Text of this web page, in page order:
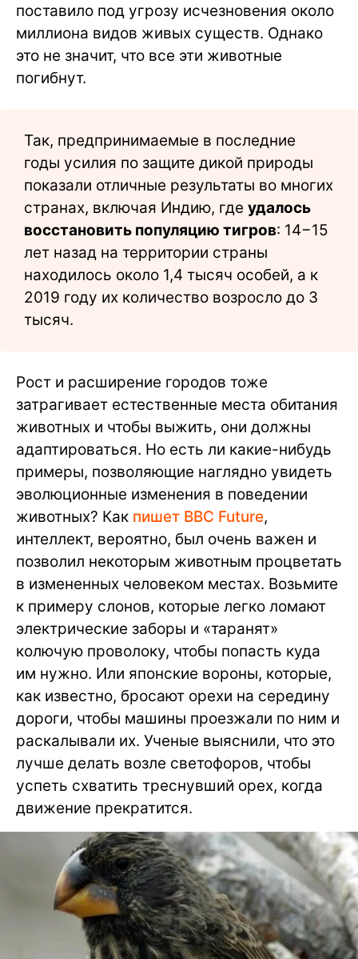
поставило под угрозу исчезновения около
миллиона видов живых существ. Однако
это не значит, что все эти животные
погибнут.
Так, предпринимаемые в последние
годы усилия по защите дикой природы
показали отличные результаты во многих
странах, включая Индию, где удалось
восстановить популяцию тигров: 14−15
лет назад на территории страны
находилось около 1,4 тысяч особей, а к
2019 году их количество возросло до 3
тысяч.
Рост и расширение городов тоже
затрагивает естественные места обитания
животных и чтобы выжить, они должны
адаптироваться. Но есть ли какие-нибудь
примеры, позволяющие наглядно увидеть
эволюционные изменения в поведении
животных? Как пишет BBC Future,
интеллект, вероятно, был очень важен и
позволил некоторым животным процветать
в измененных человеком местах. Возьмите
к примеру слонов, которые легко ломают
электрические заборы и «таранят»
колючую проволоку, чтобы попасть куда
им нужно. Или японские вороны, которые,
как известно, бросают орехи на середину
дороги, чтобы машины проезжали по ним и
раскалывали их. Ученые выяснили, что это
лучше делать возле светофоров, чтобы
успеть схватить треснувший орех, когда
движение прекратится.